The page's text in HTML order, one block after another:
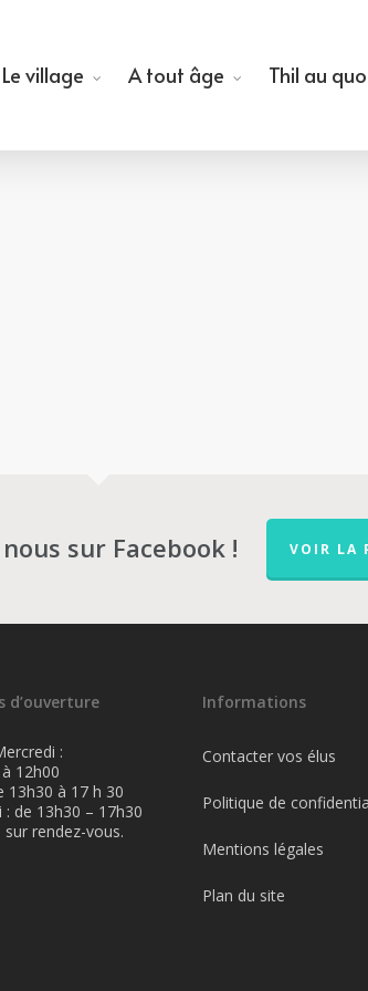
Le village A tout âge Thil au
sur Facebook ! VOIR LA
d’ouverture
:
12h00
13h30 à 17 h 30
: de 13h30 – 17h30
sur rendez-vous.
Informations
Contacter vos élus
Politique de
Mentions légales
Plan du site